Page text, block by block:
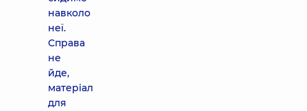
навколо
неї.
Справа
не
йде,
матеріал
для